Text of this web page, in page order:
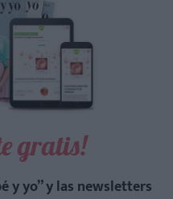
gratis!
y yo” y las newsletters